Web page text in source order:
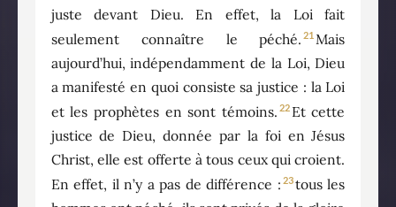
juste devant Dieu. En effet, la Loi fait
seulement connaître le péché. 21 Mais
aujourd’hui, indépendamment de la Loi, Dieu
a manifesté en quoi consiste sa justice : la Loi
et les prophètes en sont témoins. 22 Et cette
justice de Dieu, donnée par la foi en Jésus
Christ, elle est offerte à tous ceux qui croient.
En effet, il n’y a pas de différence : 23tous les